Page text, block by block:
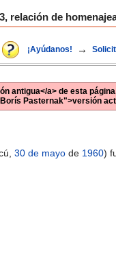
relación de
¡Ayúdanos! →
antigua</a> de esta
Pasternak">versión
30 de mayo de 1960)